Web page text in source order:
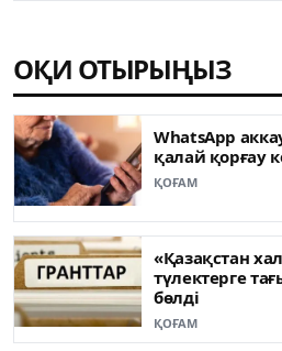
ОҚИ ОТЫРЫҢЫЗ
WhatsApp
қалай қорғау
ҚОҒАМ
«Қазақстан
түлектерге
бөлді
ҚОҒАМ